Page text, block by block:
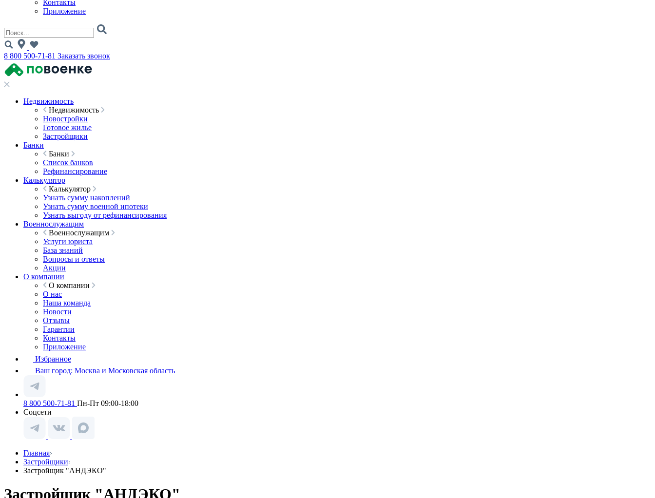
Контакты
Приложение
8 800 500-71-81 Заказать звонок
Недвижимость
Недвижимость
Новостройки
Готовое жилье
Застройщики
Банки
Банки
Список банков
Рефинансирование
Калькулятор
Калькулятор
Узнать сумму накоплений
Узнать сумму военной ипотеки
Узнать выгоду от рефинансирования
Военнослужащим
Военнослужащим
Услуги юриста
База знаний
Вопросы и ответы
Акции
О компании
О компании
О нас
Наша команда
Новости
Отзывы
Гарантии
Контакты
Приложение
Избранное
Ваш город: Москва и Московская область
8 800 500-71-81 Пн-Пт 09:00-18:00
Соцсети
Главная
Застройщики
Застройщик "АНДЭКО"
Застройщик "АНДЭКО"